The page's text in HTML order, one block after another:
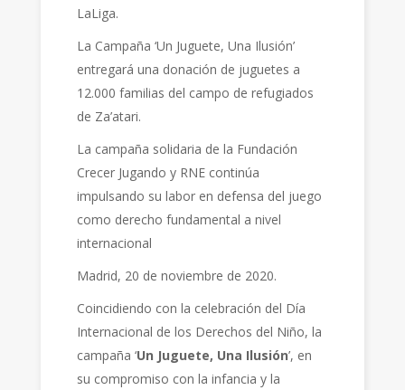
LaLiga.
La Campaña ‘Un Juguete, Una Ilusión’
entregará una donación de juguetes a
12.000 familias del campo de refugiados
de Za’atari.
La campaña solidaria de la Fundación
Crecer Jugando y RNE continúa
impulsando su labor en defensa del juego
como derecho fundamental a nivel
internacional
Madrid, 20 de noviembre de 2020.
Coincidiendo con la celebración del Día
Internacional de los Derechos del Niño, la
campaña ‘Un Juguete, Una Ilusión’, en
su compromiso con la infancia y la